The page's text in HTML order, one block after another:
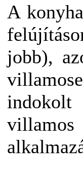
A
jobb),
indokolt